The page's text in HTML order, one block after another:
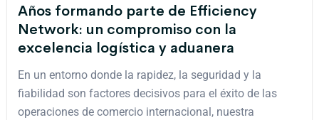
Años formando parte de Efficiency
Network: un compromiso con la
excelencia logística y aduanera
En un entorno donde la rapidez, la seguridad y la
fiabilidad son factores decisivos para el éxito de las
operaciones de comercio internacional, nuestra